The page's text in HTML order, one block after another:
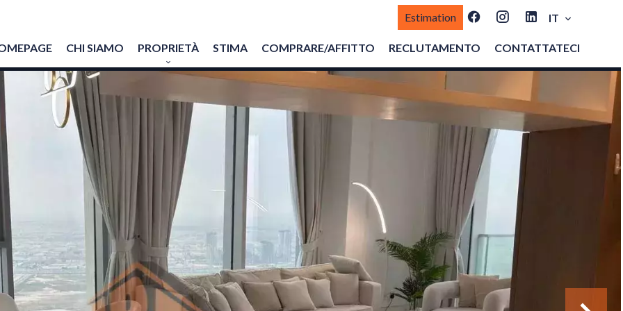
Estimation IT
CHI SIAMO PROPRIETÀ STIMA COMPRARE/AFFITTO RECLUTAMENTO CONTATTATECI